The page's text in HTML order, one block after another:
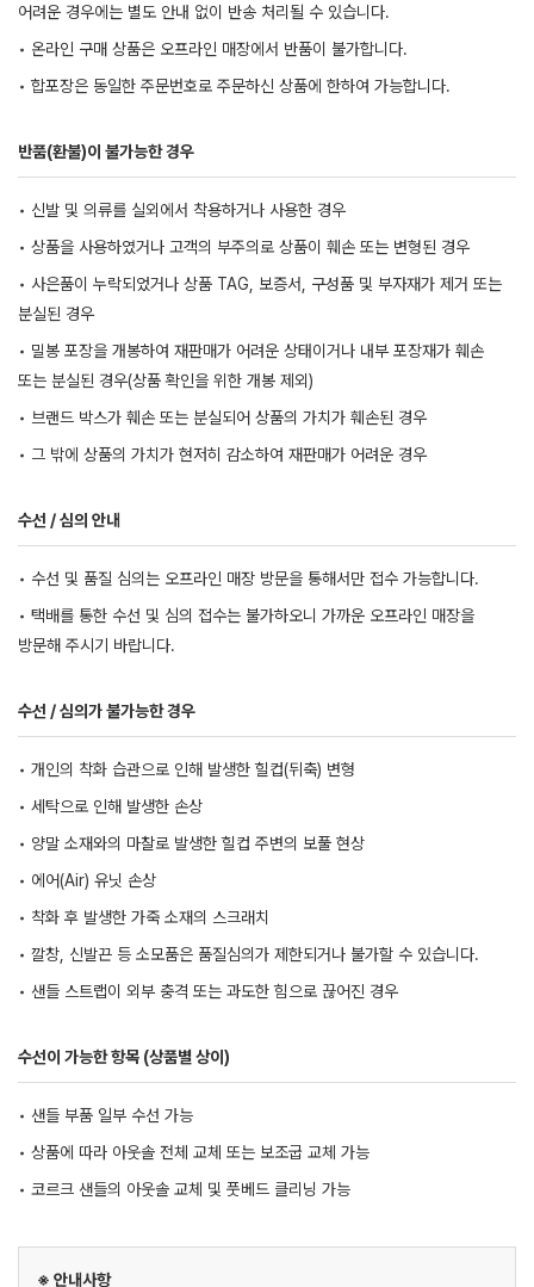
어려운 경우에는 별도 안내 없이 반송 처리될 수 있습니다.
• 온라인 구매 상품은 오프라인 매장에서 반품이 불가합니다.
• 합포장은 동일한 주문번호로 주문하신 상품에 한하여 가능합니다.
반품(환불)이 불가능한 경우
• 신발 및 의류를 실외에서 착용하거나 사용한 경우
• 상품을 사용하였거나 고객의 부주의로 상품이 훼손 또는 변형된 경우
• 사은품이 누락되었거나 상품 TAG, 보증서, 구성품 및 부자재가 제거 또는
분실된 경우
• 밀봉 포장을 개봉하여 재판매가 어려운 상태이거나 내부 포장재가 훼손
또는 분실된 경우(상품 확인을 위한 개봉 제외)
• 브랜드 박스가 훼손 또는 분실되어 상품의 가치가 훼손된 경우
• 그 밖에 상품의 가치가 현저히 감소하여 재판매가 어려운 경우
수선 / 심의 안내
• 수선 및 품질 심의는 오프라인 매장 방문을 통해서만 접수 가능합니다.
• 택배를 통한 수선 및 심의 접수는 불가하오니 가까운 오프라인 매장을
방문해 주시기 바랍니다.
수선 / 심의가 불가능한 경우
• 개인의 착화 습관으로 인해 발생한 힐컵(뒤축) 변형
• 세탁으로 인해 발생한 손상
• 양말 소재와의 마찰로 발생한 힐컵 주변의 보풀 현상
• 에어(Air) 유닛 손상
• 착화 후 발생한 가죽 소재의 스크래치
• 깔창, 신발끈 등 소모품은 품질심의가 제한되거나 불가할 수 있습니다.
• 샌들 스트랩이 외부 충격 또는 과도한 힘으로 끊어진 경우
수선이 가능한 항목 (상품별 상이)
• 샌들 부품 일부 수선 가능
• 상품에 따라 아웃솔 전체 교체 또는 보조굽 교체 가능
• 코르크 샌들의 아웃솔 교체 및 풋베드 클리닝 가능
※ 안내사항